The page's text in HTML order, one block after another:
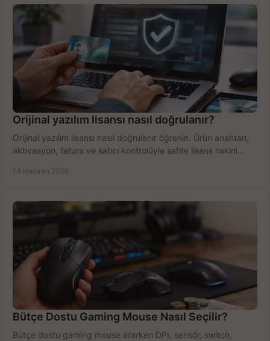
Orijinal yazılım lisansı nasıl doğrulanır?
Orijinal yazılım lisansı nasıl doğrulanır öğrenin. Ürün anahtarı,
aktivasyon, fatura ve satıcı kontrolüyle sahte lisans riskini
14 Haziran 2026
Bütçe Dostu Gaming Mouse Nasıl Seçilir?
Bütçe dostu gaming mouse ararken DPI, sensör, switch,